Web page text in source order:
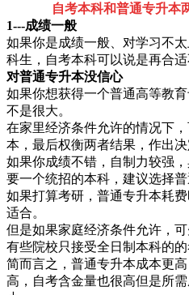
自考本科和普通专升本
1---成绩一般
如果你是成绩一般、对学习不
科生，自考本科可以说是再合适
对普通专升本没信心
如果你想获得一个普通高等教
不是很大。
在家里经济条件允许的情况下
本，最后权衡两者结果，作出
如果你成绩不错，自制力较强
要一个统招的本科，建议选择
如果打算考研，普通专升本耗
适合。
但是如果家庭经济条件允许，
有些院校只接受全日制本科的的
简而言之，普通专升本成本更
高，自考含金量也很高但是所